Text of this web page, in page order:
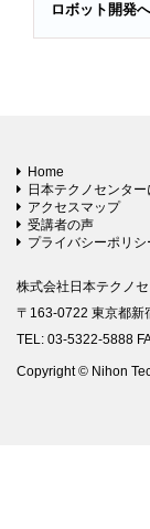
ロボット開発
Home
日本テクノセンター
アクセスマップ
受講者の声
プライバシーポリシ
株式会社日本テクノ
〒163-0722 東京都新
TEL: 03-5322-5888
Copyright © Nihon